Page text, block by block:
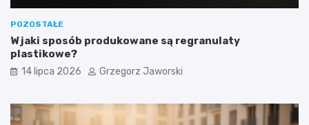
POZOSTAŁE
W jaki sposób produkowane są regranulaty
plastikowe?
14 lipca 2026 Grzegorz Jaworski